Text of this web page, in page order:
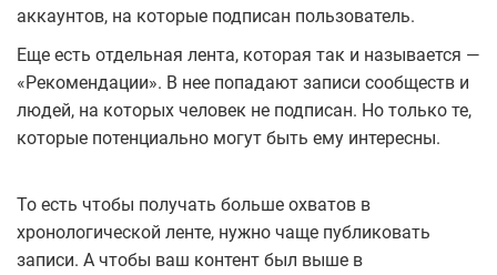
аккаунтов, на которые подписан пользователь.
Еще есть отдельная лента, которая так и называется —
«Рекомендации». В нее попадают записи сообществ и
людей, на которых человек не подписан. Но только те,
которые потенциально могут быть ему интересны.
То есть чтобы получать больше охватов в
хронологической ленте, нужно чаще публиковать
записи. А чтобы ваш контент был выше в